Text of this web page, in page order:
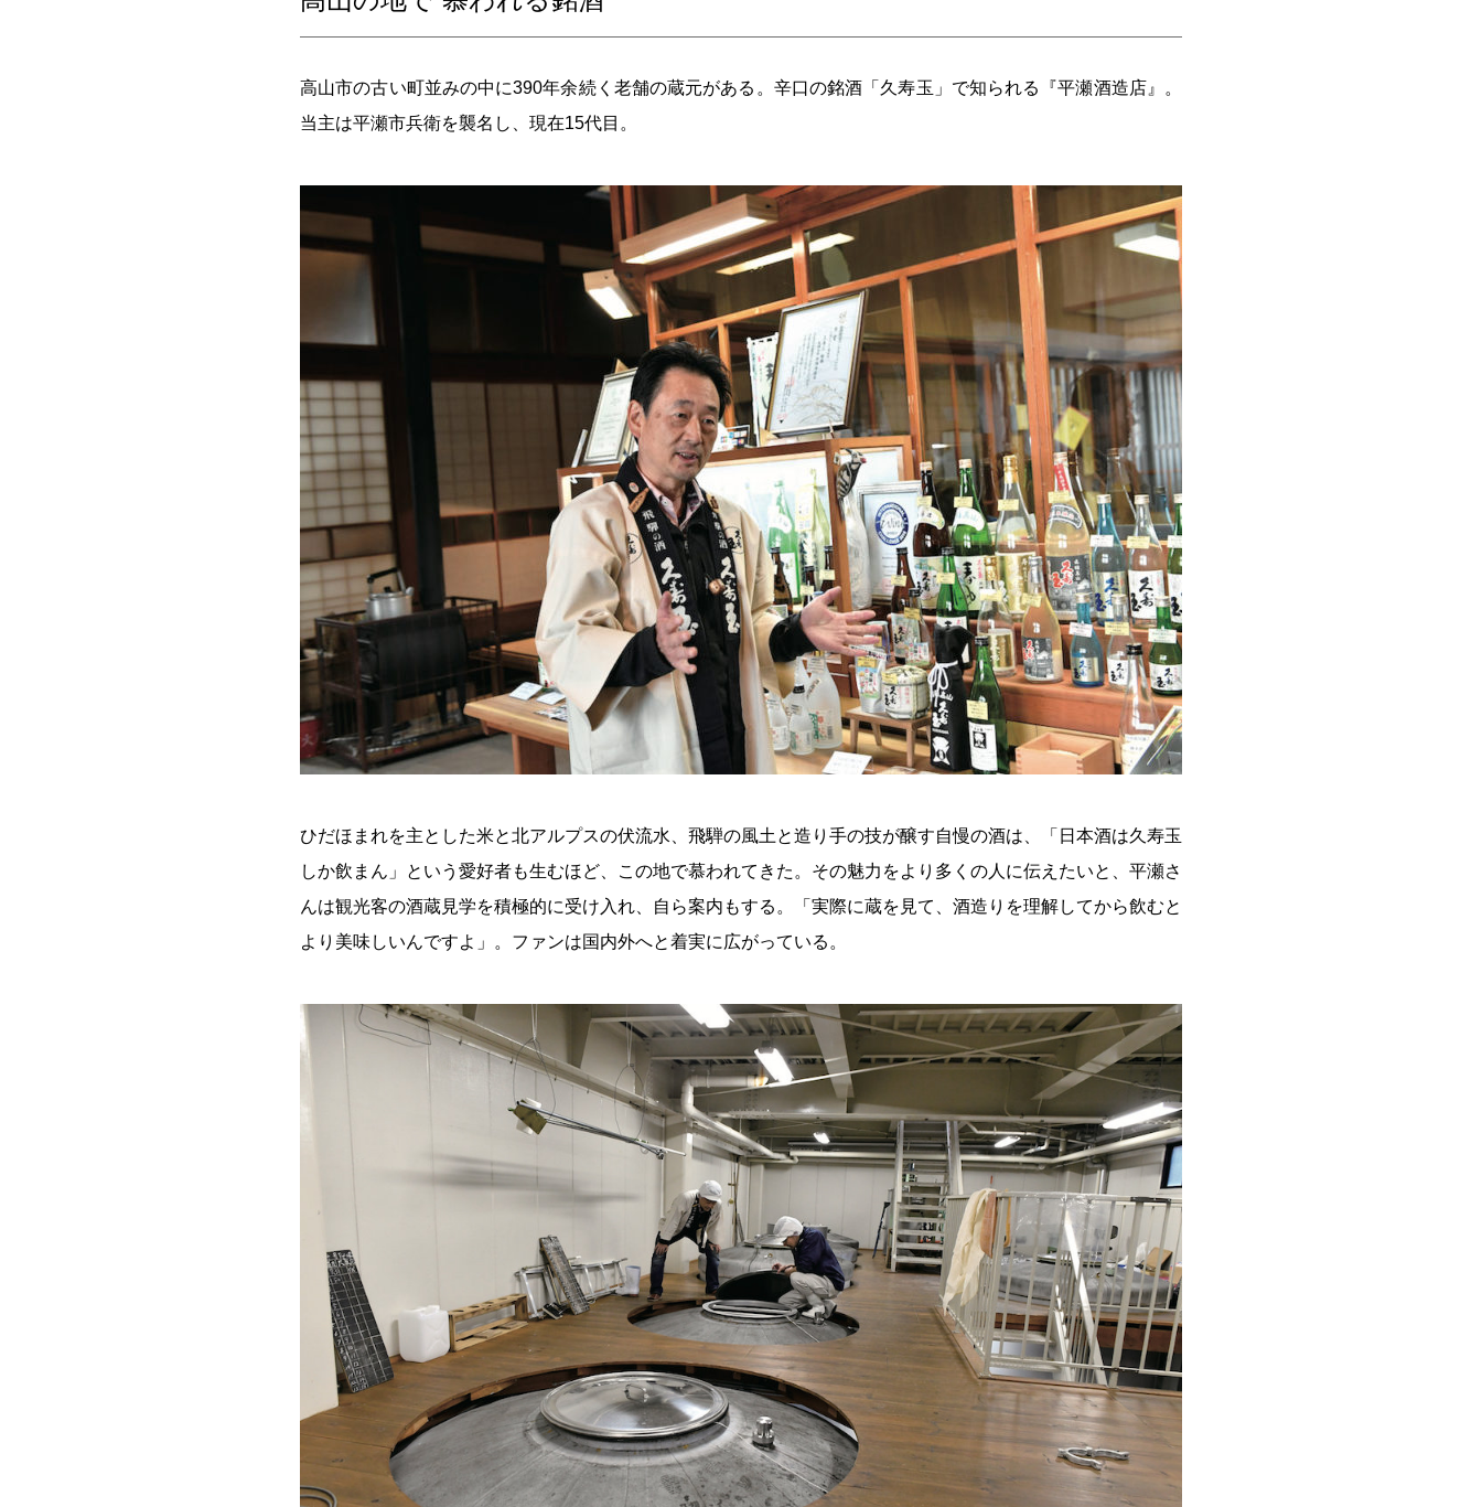
高山市の古い町並みの中に390年余続く老舗の蔵元がある。辛口の銘酒「久寿玉」で知られる『平瀬酒造店』。
当主は平瀬市兵衛を襲名し、現在15代目。
ひだほまれを主とした米と北アルプスの伏流水、飛騨の風土と造り手の技が醸す自慢の酒は、「日本酒は久寿玉
しか飲まん」という愛好者も生むほど、この地で慕われてきた。その魅力をより多くの人に伝えたいと、平瀬さ
んは観光客の酒蔵見学を積極的に受け入れ、自ら案内もする。「実際に蔵を見て、酒造りを理解してから飲むと
より美味しいんですよ」。ファンは国内外へと着実に広がっている。